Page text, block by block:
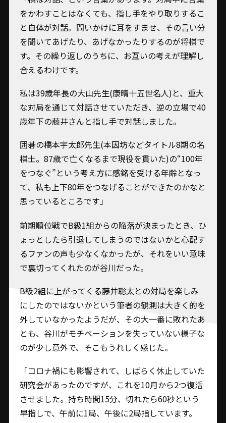
をかわすことはなくても、指し手をやり取りするこ
と自体が対話。問いかけに耳をすませ、その言い分
を聞いてあげたり、あげなかったりするのが将棋で
す。その繰り返しのうちに、お互いの考えが理解し
合えるわけです。
私は39歳年長の大山先生(康晴十五世名人)と、重大
な対局を通じて対話させていただき、逆の立場で40
歳年下の藤井さんと指し手で対話しました。
囲碁の橋本宇太郎先生(本因坊などタイトル8期の名
棋士。87歳で亡くなるまで現役を貫いた)の“100年
をつなぐ”という考え方に感銘を受ける年齢となっ
て、私も上下80年をつなげることができたのかなと
思っているところです」
前期順位戦でB級1組からの陥落が決まったとき、ひ
ょっとしたら引退してしまうのではないかと心配す
るファンの声も少なくなかったが、それをいい意味
で裏切ってくれたのが谷川だった。
B級2組に上がってくる藤井聡太との対局を楽しみ
にしたのではないかという筆者の観測は大きく的を
外していなかったようだが、その大一番に敗れたあ
とも、谷川がモチベーションを失っていない様子な
のが少し意外で、そこもうれしく感じた。
「コロナ禍にも影響されて、しばらく休止していた
研究会があったのですが、これを10月から2つ復活
させました。持ち時間15分、切れたら60秒という
早指しで、午前に1局、午後に2局指しています。